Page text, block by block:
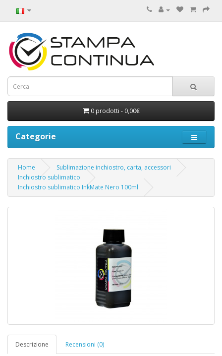
0 prodotti - 0,00€
Categorie
Home
Sublimazione inchiostro, carta, accessori
Inchiostro sublimatico
Inchiostro sublimatico InkMate Nero 100ml
Descrizione Recensioni (0)